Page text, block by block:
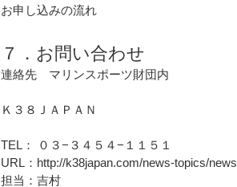
お申し込みの流れ
７．お問い合わせ
連絡先　マリンスポーツ財団内
Ｋ３８ＪＡＰＡＮ
TEL： ０３−３４５４−１１５１
URL：http://k38japan.com/news-topics/
担当：吉村